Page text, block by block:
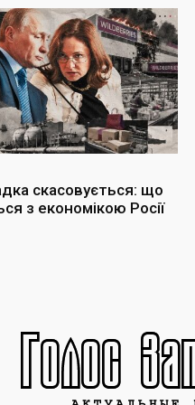
скасовується: що
з економікою Росії